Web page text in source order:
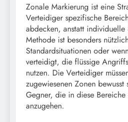
Zonale Markierung ist eine
Verteidiger spezifische
abdecken, anstatt individuelle
Methode ist besonders
Standardsituationen oder
verteidigt, die flüssige
nutzen. Die Verteidiger
zugewiesenen Zonen
Gegner, die in diese
anzugehen.